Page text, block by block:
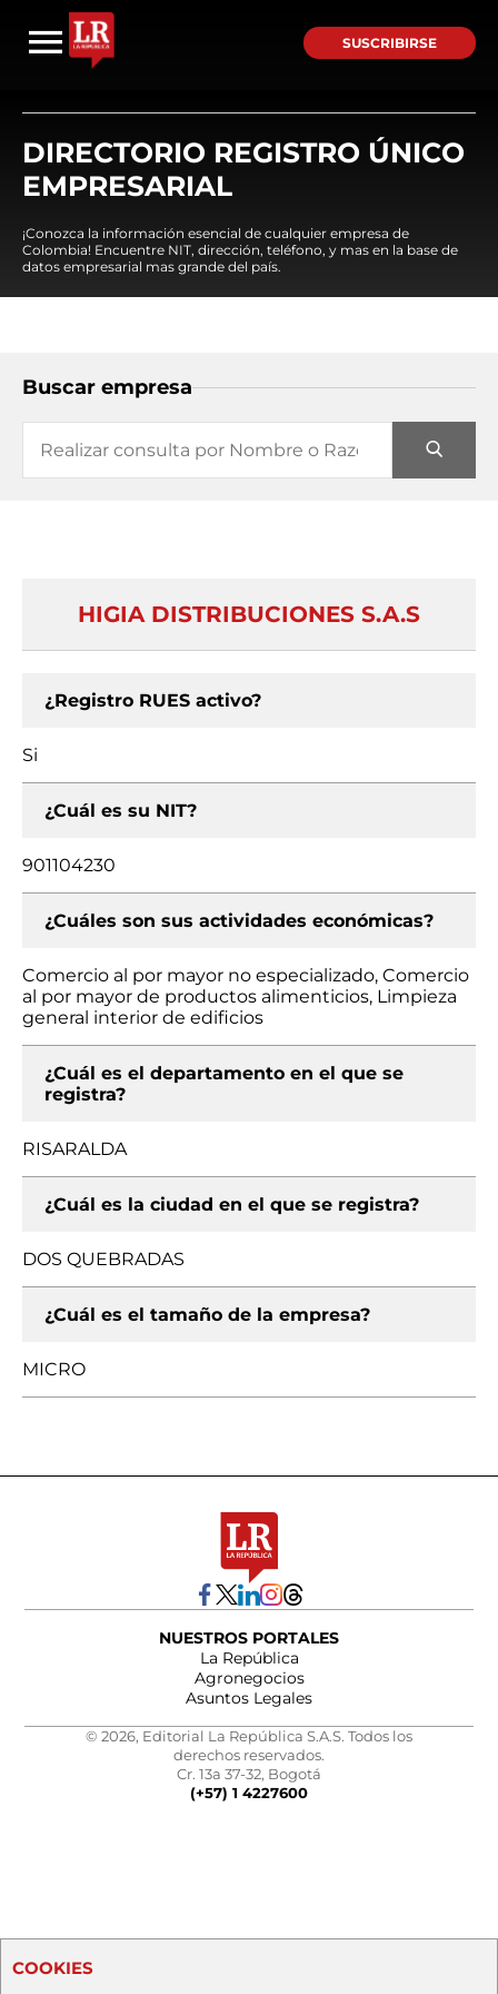
SUSCRIBIRSE
DIRECTORIO REGISTRO ÚNICO
EMPRESARIAL
¡Conozca la información esencial de cualquier empresa de
Colombia! Encuentre NIT, dirección, teléfono, y mas en la base de
datos empresarial mas grande del país.
Buscar empresa
HIGIA DISTRIBUCIONES S.A.S
¿Registro RUES activo?
Si
¿Cuál es su NIT?
901104230
¿Cuáles son sus actividades económicas?
Comercio al por mayor no especializado, Comercio
al por mayor de productos alimenticios, Limpieza
general interior de edificios
¿Cuál es el departamento en el que se
registra?
RISARALDA
¿Cuál es la ciudad en el que se registra?
DOS QUEBRADAS
¿Cuál es el tamaño de la empresa?
MICRO
NUESTROS PORTALES
La República
Agronegocios
Asuntos Legales
© 2026, Editorial La República S.A.S. Todos los
derechos reservados.
Cr. 13a 37-32, Bogotá
(+57) 1 4227600
COOKIES